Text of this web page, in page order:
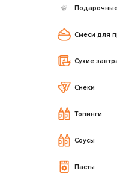
Смеси для
Сухие
Снеки
Топинги
Соусы
Пасты